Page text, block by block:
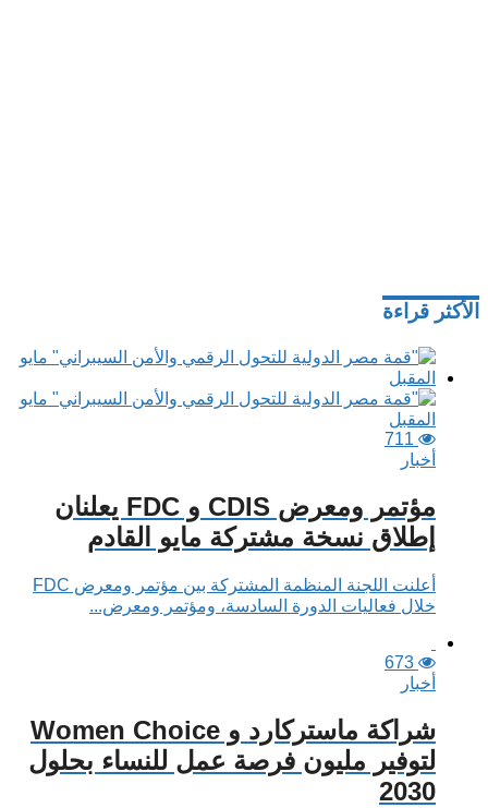
الأكثر قراءة
711
أخبار
مؤتمر ومعرض CDIS و FDC يعلنان
إطلاق نسخة مشتركة مايو القادم
أعلنت اللجنة المنظمة المشتركة بين مؤتمر ومعرض FDC
خلال فعاليات الدورة السادسة، ومؤتمر ومعرض...
673
أخبار
شراكة ماستركارد و Women Choice
لتوفير مليون فرصة عمل للنساء بحلول
2030